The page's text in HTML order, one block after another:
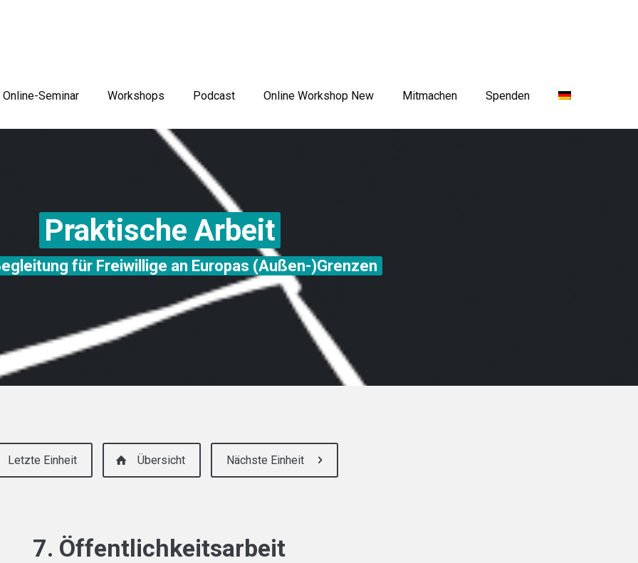
Online-Seminar Workshops Podcast Online Workshop New Mitmachen Spenden
Praktische Arbeit
für Freiwillige an Europas (Außen-)Grenzen
Letzte Einheit Übersicht Nächste Einheit
7. Öffentlichkeitsarbeit